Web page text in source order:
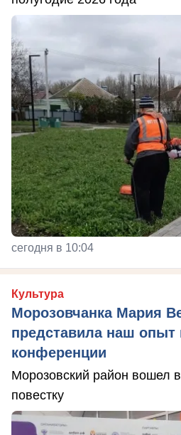
сегодня в 10:04
Культура
Морозовчанка Мария
представила наш опыт
конференции
Морозовский район вошел
повестку